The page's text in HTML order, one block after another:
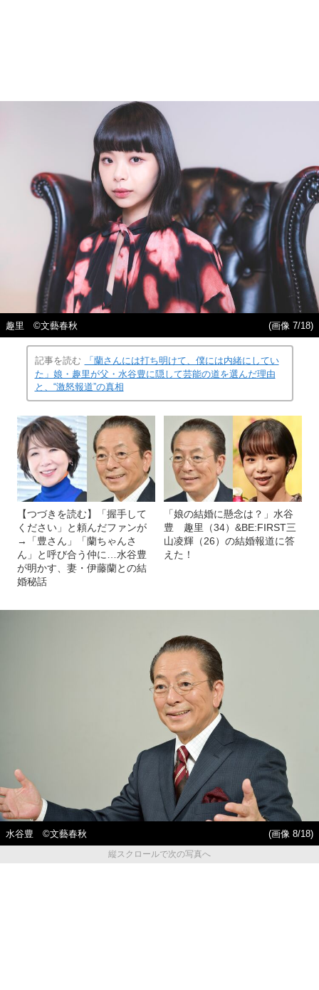
趣里 ©︎文藝春秋 (画像 7/18)
記事を読む
「蘭さんには打ち明けて、僕には内緒にしてい
た」娘・趣里が父・水谷豊に隠して芸能の道を選んだ理由
と、“激怒報道”の真相
【つづきを読む】「握手して
ください」と頼んだファンが
→「豊さん」「蘭ちゃんさ
ん」と呼び合う仲に…水谷豊
が明かす、妻・伊藤蘭との結
婚秘話
「娘の結婚に懸念は？」水谷
豊 趣里（34）&BE:FIRST三
山凌輝（26）の結婚報道に答
えた！
水谷豊 ©︎文藝春秋
(画像 8/18)
縦スクロールで次の写真へ